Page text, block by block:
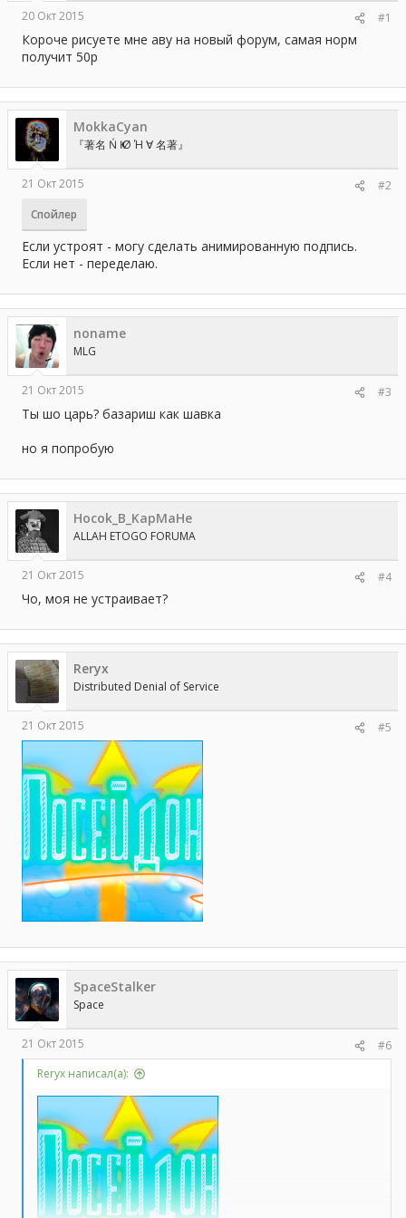
20 Окт 2015 #1
Короче рисуете мне аву на новый форум, самая норм
получит 50р
MokkaCyan
『著名 Ń Ҝ Ø Ή ∀ 名著』
21 Окт 2015
#2
Спойлер
Если устроят - могу сделать анимированную подпись.
Если нет - переделаю.
noname
MLG
21 Окт 2015 #3
Ты шо царь? базариш как шавка
но я попробую
Hocok_B_KapMaHe
ALLAH ETOGO FORUMA
21 Окт 2015 #4
Чо, моя не устраивает?
Reryx
Distributed Denial of Service
21 Окт 2015 #5
SpaceStalker
Space
21 Окт 2015
#6
Reryx написал(а):